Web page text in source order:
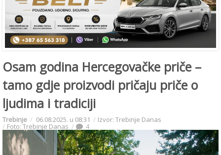
Osam godina Hercegovačke priče –
tamo gdje proizvodi pričaju priče o
ljudima i tradiciji
Trebinje 06.08.2025. u 08:31 Izvor: Trebinje Danas
Foto: Trebinje Danas 4